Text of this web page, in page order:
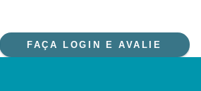
FAÇA LOGIN E AVALIE